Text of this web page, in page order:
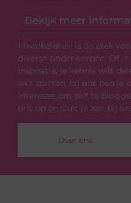
Bekijk meer
Ffwinkelen.nl is dé plek
diverse onderwerpen. Of
inspiratie, je kennis wilt
wilt starten, bij ons ben je
interesse om zelf te
ons op en sluit je aan bij
Over ons